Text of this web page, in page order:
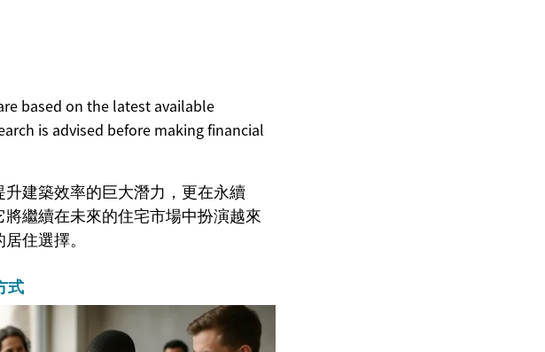
based on the latest available
is advised before making financial
建築效率的巨大潛力，更在永續
繼續在未來的住宅市場中扮演越來
住選擇。
式